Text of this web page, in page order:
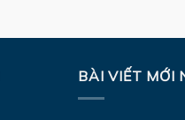
BÀI VIẾT MỚI